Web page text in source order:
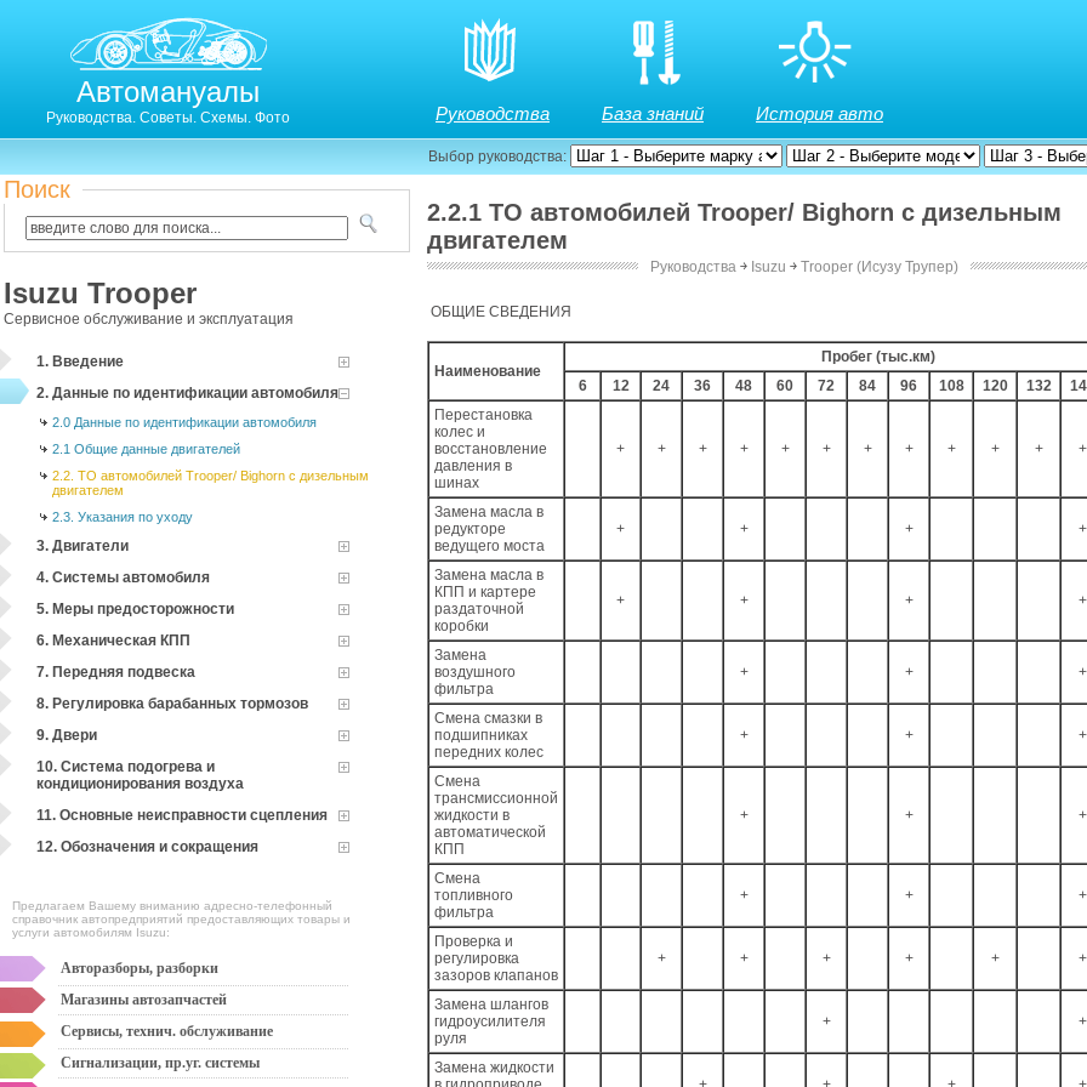
Автомануалы
Руководства. Советы. Схемы. Фото Руководства База знаний История авто
Выбор руководства:
Поиск
Isuzu Trooper
Сервисное обслуживание и эксплуатация
1. Введение
2. Данные по идентификации автомобиля
2.0 Данные по идентификации автомобиля
2.1 Общие данные двигателей
2.2. ТО автомобилей Trooper/ Bighorn с дизельным
двигателем
2.3. Указания по уходу
3. Двигатели
4. Системы автомобиля
5. Меры предосторожности
6. Механическая КПП
7. Передняя подвеска
8. Регулировка барабанных тормозов
9. Двери
10. Система подогрева и
кондиционирования воздуха
11. Основные неисправности сцепления
12. Обозначения и сокращения
Предлагаем Вашему вниманию адресно-телефонный
справочник автопредприятий предоставляющих товары и
услуги автомобилям Isuzu:
Авторазборы, разборки
Магазины автозапчастей
Сервисы, технич. обслуживание
Сигнализации, пр.уг. системы
2.2.1 ТО автомобилей Trooper/ Bighorn с дизельным
двигателем
Руководства ￫ Isuzu ￫ Trooper (Исузу Трупер)
ОБЩИЕ СВЕДЕНИЯ
Наименование
Пробег (тыс.км)
6
12 24 36 48 60 72 84 96 108 120 132
Перестановка
колес и
восстановление
давления в
шинах
+ + + + + + + + + + + +
Замена масла в
редукторе
ведущего моста
+ + + +
Замена масла в
КПП и картере
раздаточной
коробки
+ + + +
Замена
воздушного
фильтра
+ + +
Смена смазки в
подшипниках
передних колес
+ + +
Смена
трансмиссионной
жидкости в
автоматической
КПП
+ + +
Смена
топливного
фильтра
+ + +
Проверка и
регулировка
зазоров клапанов
+ + + + + +
Замена шлангов
гидроусилителя
руля
+ +
Замена жидкости